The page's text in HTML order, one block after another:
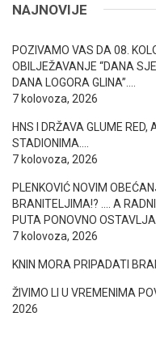
NAJNOVIJE
POZIVAMO VAS DA 08.
OBILJEŽAVANJE “DANA
DANA LOGORA GLINA”….
7 kolovoza, 2026
HNS I DRŽAVA GLUME
STADIONIMA….
7 kolovoza, 2026
PLENKOVIĆ NOVIM
BRANITELJIMA!? …. A
PUTA PONOVNO OSTAVLJA
7 kolovoza, 2026
KNIN MORA PRIPADATI
ŽIVIMO LI U VREMENIMA
2026